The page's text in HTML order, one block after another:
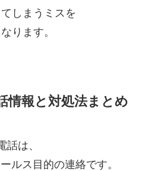
しまうミスを
ります。
情報と対処法まとめ
話は、
ルス目的の連絡です。